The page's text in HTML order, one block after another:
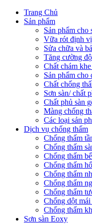
Trang Chủ
Sản phẩm
Sản phẩm cho
Vữa rót định vị
Sửa chữa và
Tăng cường
Chất chám
Sản phẩm cho
Chất chống
Sơn sàn/ chất
Chất phủ sàn
Màng chống
Các loại sản
Dịch vụ chống thấm
Chống thấm
Chống thấm
Chống thấm
Chống thấm
Chống thấm
Chống thấm
Chống thấm
Chống dột mái
Chống thấm
Sơn sàn Eoxy